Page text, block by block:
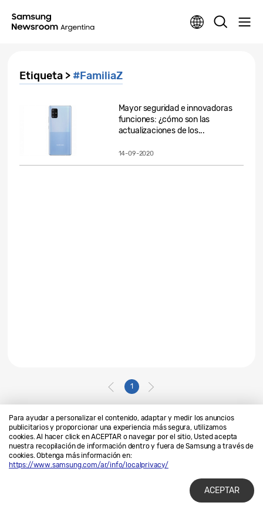
Para ayudar a personalizar el contenido, adaptar y medir los anuncios
publicitarios y proporcionar una experiencia más segura, utilizamos
cookies. Al hacer click en ACEPTAR o navegar por el sitio, Usted acepta
nuestra recopilación de información dentro y fuera de Samsung a través de
cookies. Obtenga más información en:
https://www.samsung.com/ar/info/localprivacy/
ACEPTAR
Etiqueta >#FamiliaZ
Mayor seguridad e innovadoras
funciones: ¿cómo son las
actualizaciones de los...
14-09-2020
1
Contáctanos
SAMSUNG.COM
Privacidad